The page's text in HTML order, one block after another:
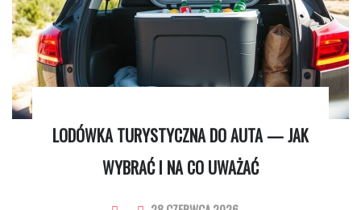
LODÓWKA TURYSTYCZNA DO AUTA — JAK
WYBRAĆ I NA CO UWAŻAĆ